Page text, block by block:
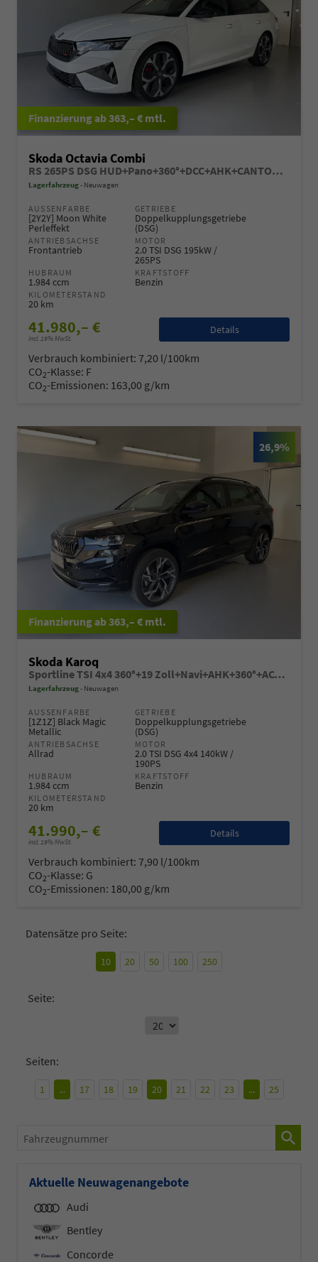
ab 363,– € mtl.
Skoda Octavia Combi
RS 265PS DSG HUD+Pano+360°+DCC+AHK+CANTON+Matrix+Alu19+eHeck+GV4
Lagerfahrzeug Neuwagen
AUSSENFARBE
[2Y2Y] Moon White
Perleffekt
GETRIEBE
Doppelkupplungsgetriebe
(DSG)
ANTRIEBSACHSE
Frontantrieb
MOTOR
2.0 TSI DSG 195kW /
265PS
HUBRAUM
1.984 ccm
KRAFTSTOFF
Benzin
KILOMETERSTAND
20 km
41.980,– €
incl. 19% MwSt.
Details
Verbrauch kombiniert: 7,20 l/100km
CO2-Klasse: F
CO2-Emissionen: 163,00 g/km
26,9%
ab 363,– € mtl.
Skoda Karoq
Sportline TSI 4x4 360°+19 Zoll+Navi+AHK+360°+ACC+Frontscheibe beheizbar+Travel Assist
Lagerfahrzeug Neuwagen
AUSSENFARBE
[1Z1Z] Black Magic
Metallic
GETRIEBE
Doppelkupplungsgetriebe
(DSG)
ANTRIEBSACHSE
Allrad
MOTOR
2.0 TSI DSG 4x4 140kW /
190PS
HUBRAUM
1.984 ccm
KRAFTSTOFF
Benzin
KILOMETERSTAND
20 km
41.990,– €
incl. 19% MwSt.
Details
Verbrauch kombiniert: 7,90 l/100km
CO2-Klasse: G
CO2-Emissionen: 180,00 g/km
Datensätze pro Seite:
10 20 50 100 250
Seite:
Seiten:
1 ... 17 18 19 20 21 22 23 ... 25
Fahrzeugnummer
Aktuelle Neuwagenangebote
Audi
Bentley
Concorde